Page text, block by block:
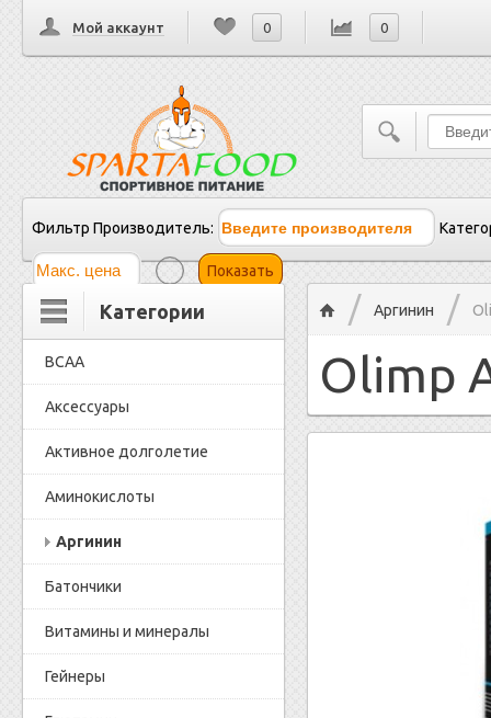
Мой аккаунт 0 0
Фильтр Производитель:
Показать
Категории
BCAA
Аксессуары
Активное долголетие
Аминокислоты
Аргинин
Батончики
Витамины и минералы
Гейнеры
Главная
/ Аргинин /
Olimp